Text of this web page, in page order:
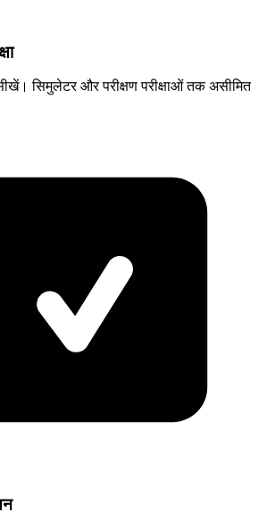
सिमुलेटर और परीक्षण परीक्षाओं तक असीमित